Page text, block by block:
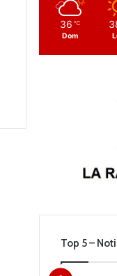
36 ℃
Dom
Top 5 –